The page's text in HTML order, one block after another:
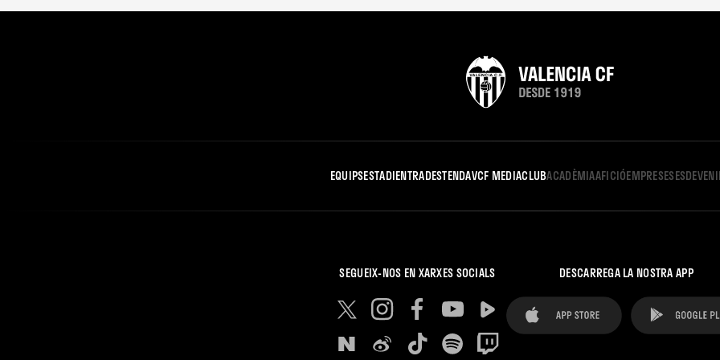
EQUIPSESTADIENTRADESTENDAVCF MEDIACLUBACADÈMIAAFICIÓEMPRESES
SEGUEIX-NOS EN XARXES SOCIALS DESCARREGA LA NOSTRA APP